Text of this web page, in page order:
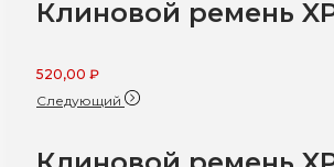
Клиновой ремень
520,00 ₽
Следующий